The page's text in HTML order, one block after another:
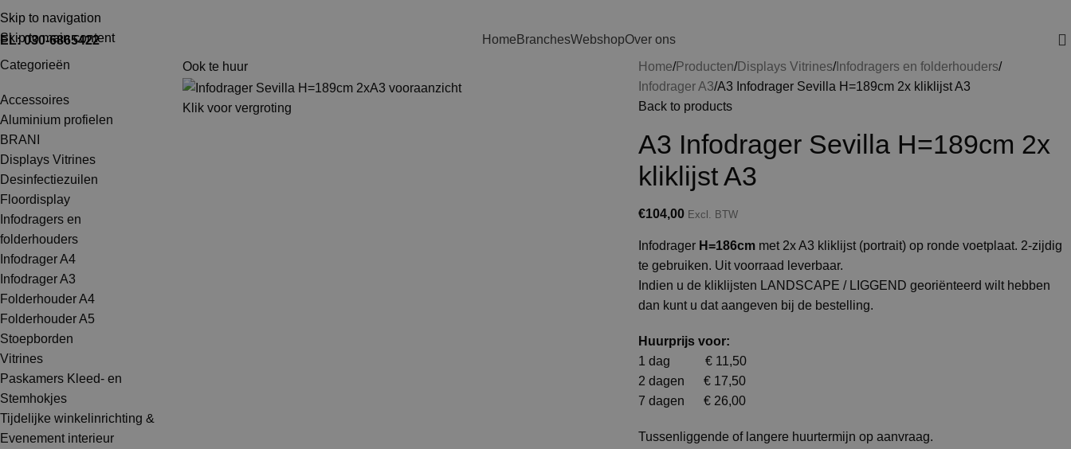
Skip to navigation
Skip to main content
TEL: 030-6865422
030-6865422 Home BranchesWebshopOver ons
Categorieën
Accessoires
Aluminium profielen
BRANI
Displays Vitrines
Desinfectiezuilen
Floordisplay
Infodragers en
folderhouders
Infodrager A4
Infodrager A3
Folderhouder A4
Folderhouder A5
Stoepborden
Vitrines
Paskamers Kleed- en
Stemhokjes
Tijdelijke winkelinrichting &
Evenement interieur
Ook te huur
Klik voor vergroting
Home Producten Displays Vitrines Infodragers en folderhouders
Infodrager A3 A3 Infodrager Sevilla H=189cm 2x kliklijst A3
Back to products
A3 Infodrager Sevilla H=189cm 2x
kliklijst A3
€104,00 Excl. BTW
Infodrager H=186cm met 2x A3 kliklijst (portrait) op ronde voetplaat. 2-zijdig
te gebruiken. Uit voorraad leverbaar.
Indien u de kliklijsten LANDSCAPE / LIGGEND georiënteerd wilt hebben
dan kunt u dat aangeven bij de bestelling.
Huurprijs voor:
1 dag € 11,50
2 dagen € 17,50
7 dagen € 26,00
Tussenliggende of langere huurtermijn op aanvraag.